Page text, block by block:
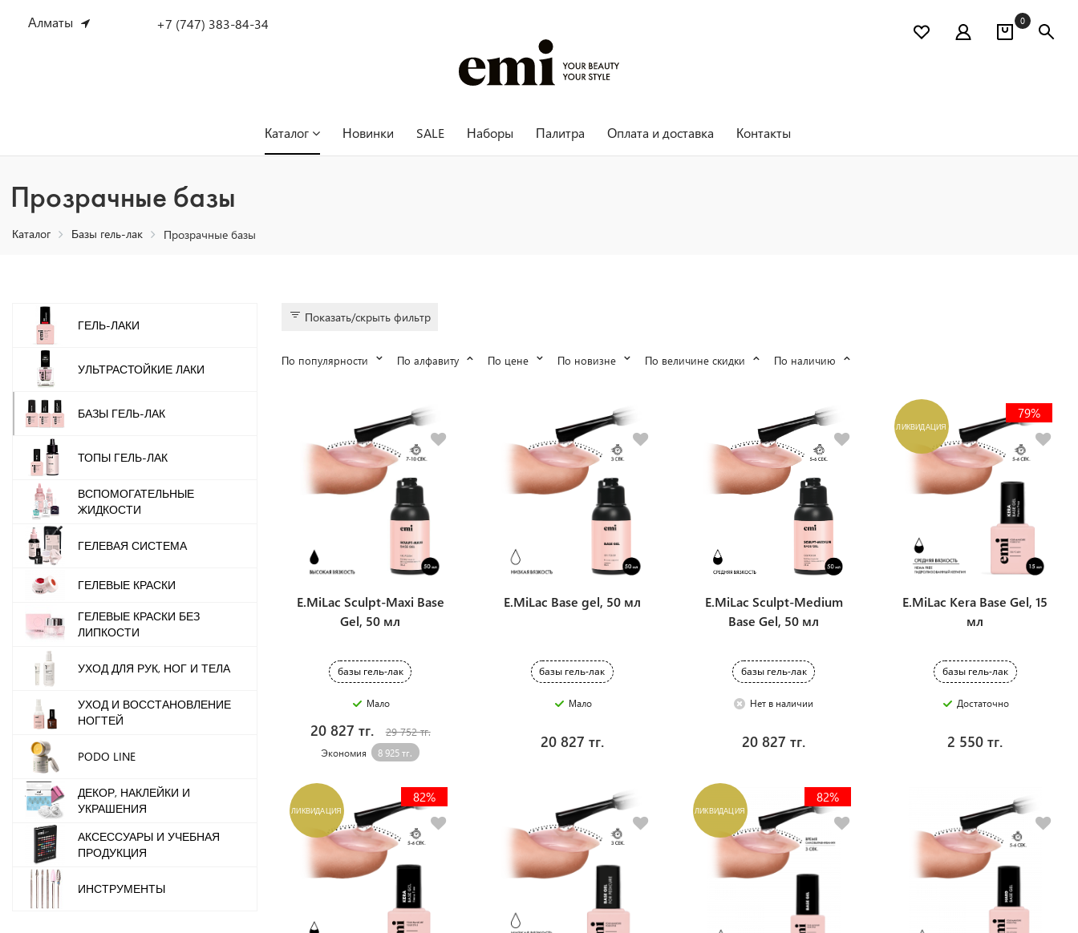
Алматы +7 (747) 383-84-34 0
Каталог Новинки SALE Наборы Палитра Оплата и доставка Контакты
Прозрачные базы
Каталог Базы гель-лак Прозрачные базы
Показать/скрыть фильтр
По популярности По алфавиту По цене По новизне По величине скидки По наличию
E.MiLac Sculpt-Maxi Base
Gel, 50 мл
базы гель-лак
Мало
20 827 тг. 29 752 тг.
Экономия 8 925 тг.
E.MiLac Base gel, 50 мл
базы гель-лак
Мало
20 827 тг.
E.MiLac Sculpt-Medium
Base Gel, 50 мл
базы гель-лак
Нет в наличии
20 827 тг.
ЛИКВИДАЦИЯ
79%
E.MiLac Kera Base Gel, 15
мл
базы гель-лак
Достаточно
2 550 тг.
ЛИКВИДАЦИЯ
82%
ЛИКВИДАЦИЯ
82%
ГЕЛЬ-ЛАКИ
УЛЬТРАСТОЙКИЕ ЛАКИ
БАЗЫ ГЕЛЬ-ЛАК
ТОПЫ ГЕЛЬ-ЛАК
ВСПОМОГАТЕЛЬНЫЕ
ЖИДКОСТИ
ГЕЛЕВАЯ СИСТЕМА
ГЕЛЕВЫЕ КРАСКИ
ГЕЛЕВЫЕ КРАСКИ БЕЗ
ЛИПКОСТИ
УХОД ДЛЯ РУК, НОГ И ТЕЛА
УХОД И ВОССТАНОВЛЕНИЕ
НОГТЕЙ
PODO LINE
ДЕКОР, НАКЛЕЙКИ И
УКРАШЕНИЯ
АКСЕССУАРЫ И УЧЕБНАЯ
ПРОДУКЦИЯ
ИНСТРУМЕНТЫ